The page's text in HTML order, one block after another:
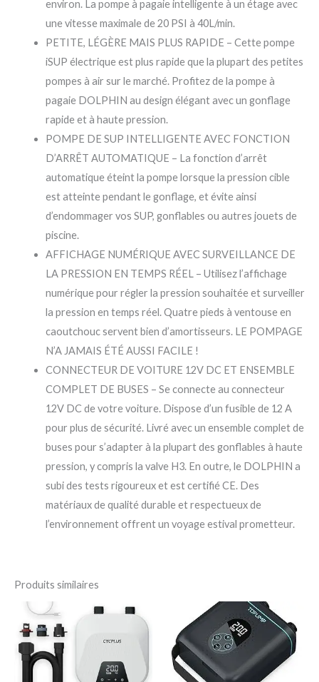
environ. La pompe à pagaie intelligente à un étage avec
une vitesse maximale de 20 PSI à 40L/min.
PETITE, LÉGÈRE MAIS PLUS RAPIDE – Cette pompe
iSUP électrique est plus rapide que la plupart des petites
pompes à air sur le marché. Profitez de la pompe à
pagaie DOLPHIN au design élégant avec un gonflage
rapide et à haute pression.
POMPE DE SUP INTELLIGENTE AVEC FONCTION
D’ARRÊT AUTOMATIQUE – La fonction d’arrêt
automatique éteint la pompe lorsque la pression cible
est atteinte pendant le gonflage, et évite ainsi
d’endommager vos SUP, gonflables ou autres jouets de
piscine.
AFFICHAGE NUMÉRIQUE AVEC SURVEILLANCE DE
LA PRESSION EN TEMPS RÉEL – Utilisez l’affichage
numérique pour régler la pression souhaitée et surveiller
la pression en temps réel. Quatre pieds à ventouse en
caoutchouc servent bien d’amortisseurs. LE POMPAGE
N’A JAMAIS ÉTÉ AUSSI FACILE !
CONNECTEUR DE VOITURE 12V DC ET ENSEMBLE
COMPLET DE BUSES – Se connecte au connecteur
12V DC de votre voiture. Dispose d’un fusible de 12 A
pour plus de sécurité. Livré avec un ensemble complet de
buses pour s’adapter à la plupart des gonflables à haute
pression, y compris la valve H3. En outre, le DOLPHIN a
subi des tests rigoureux et est certifié CE. Des
matériaux de qualité durable et respectueux de
l’environnement offrent un voyage estival prometteur.
Produits similaires